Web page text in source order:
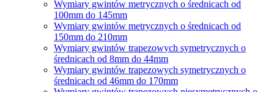
Wymiary gwintów metrycznych o średnicach od
100mm do 145mm
Wymiary gwintów metrycznych o średnicach od
150mm do 210mm
Wymiary gwintów trapezowych symetrycznych o
średnicach od 8mm do 44mm
Wymiary gwintów trapezowych symetrycznych o
średnicach od 46mm do 170mm